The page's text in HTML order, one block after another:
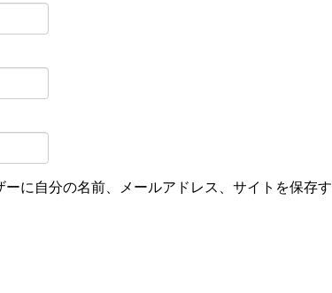
に自分の名前、メールアドレス、サイトを保存す